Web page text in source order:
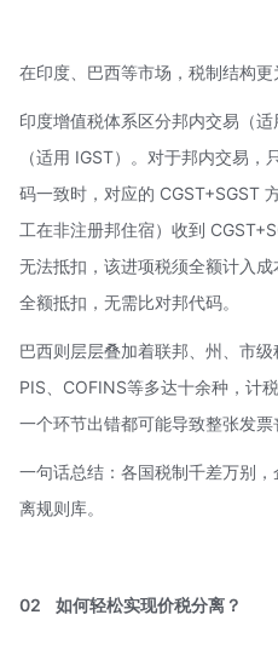
在印度、巴西等市场，税制结构更
印度增值税体系区分邦内交易（
（适用 IGST）。对于邦内交易
码一致时，对应的 CGST+SGST
工在非注册邦住宿）收到
无法抵扣，该进项税须全额计入
全额抵扣，无需比对邦代码。
巴西则层层叠加着联邦、州、市
PIS、COFINS等多达十余种，计
一个环节出错都可能导致整张发票
一句话总结：各国税制千差万别
离规则库。
02 如何轻松实现价税分离？